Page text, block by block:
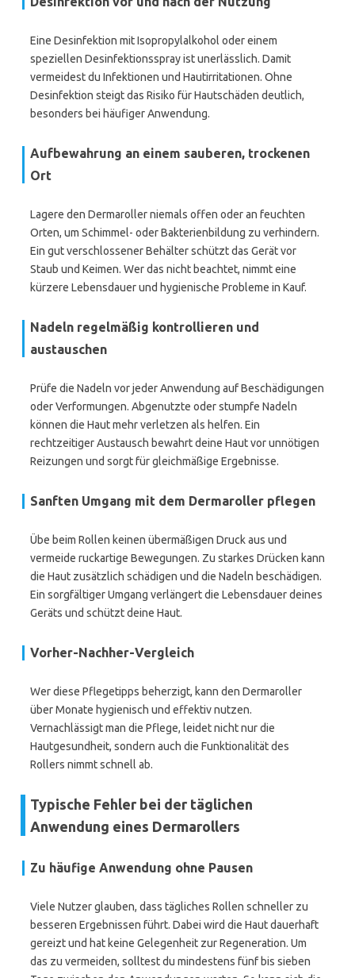
Eine Desinfektion mit Isopropylalkohol oder einem
speziellen Desinfektionsspray ist unerlässlich. Damit
vermeidest du Infektionen und Hautirritationen. Ohne
Desinfektion steigt das Risiko für Hautschäden deutlich,
besonders bei häufiger Anwendung.
Aufbewahrung an einem sauberen, trockenen
Ort
Lagere den Dermaroller niemals offen oder an feuchten
Orten, um Schimmel- oder Bakterienbildung zu verhindern.
Ein gut verschlossener Behälter schützt das Gerät vor
Staub und Keimen. Wer das nicht beachtet, nimmt eine
kürzere Lebensdauer und hygienische Probleme in Kauf.
Nadeln regelmäßig kontrollieren und
austauschen
Prüfe die Nadeln vor jeder Anwendung auf Beschädigungen
oder Verformungen. Abgenutzte oder stumpfe Nadeln
können die Haut mehr verletzen als helfen. Ein
rechtzeitiger Austausch bewahrt deine Haut vor unnötigen
Reizungen und sorgt für gleichmäßige Ergebnisse.
Sanften Umgang mit dem Dermaroller pflegen
Übe beim Rollen keinen übermäßigen Druck aus und
vermeide ruckartige Bewegungen. Zu starkes Drücken kann
die Haut zusätzlich schädigen und die Nadeln beschädigen.
Ein sorgfältiger Umgang verlängert die Lebensdauer deines
Geräts und schützt deine Haut.
Vorher-Nachher-Vergleich
Wer diese Pflegetipps beherzigt, kann den Dermaroller
über Monate hygienisch und effektiv nutzen.
Vernachlässigt man die Pflege, leidet nicht nur die
Hautgesundheit, sondern auch die Funktionalität des
Rollers nimmt schnell ab.
Typische Fehler bei der täglichen
Anwendung eines Dermarollers
Zu häufige Anwendung ohne Pausen
Viele Nutzer glauben, dass tägliches Rollen schneller zu
besseren Ergebnissen führt. Dabei wird die Haut dauerhaft
gereizt und hat keine Gelegenheit zur Regeneration. Um
das zu vermeiden, solltest du mindestens fünf bis sieben